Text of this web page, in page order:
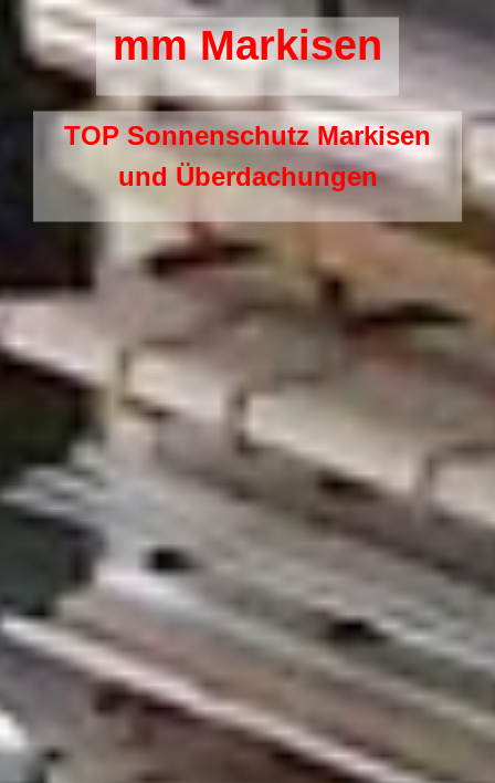
mm Markisen
TOP Sonnenschutz Markisen
und Überdachungen